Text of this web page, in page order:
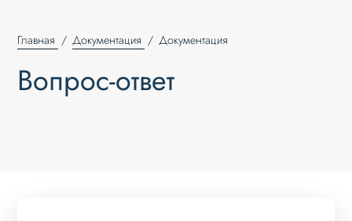
Главная Документация Документация
Вопрос-ответ